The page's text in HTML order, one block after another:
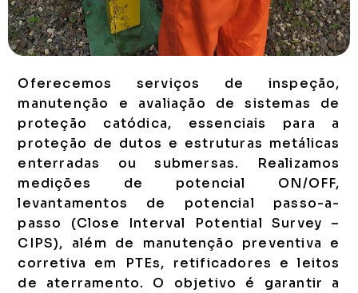
Oferecemos serviços de inspeção,
manutenção e avaliação de sistemas de
proteção catódica, essenciais para a
proteção de dutos e estruturas metálicas
enterradas ou submersas. Realizamos
medições de potencial ON/OFF,
levantamentos de potencial passo-a-
passo (Close Interval Potential Survey –
CIPS), além de manutenção preventiva e
corretiva em PTEs, retificadores e leitos
de aterramento. O objetivo é garantir a